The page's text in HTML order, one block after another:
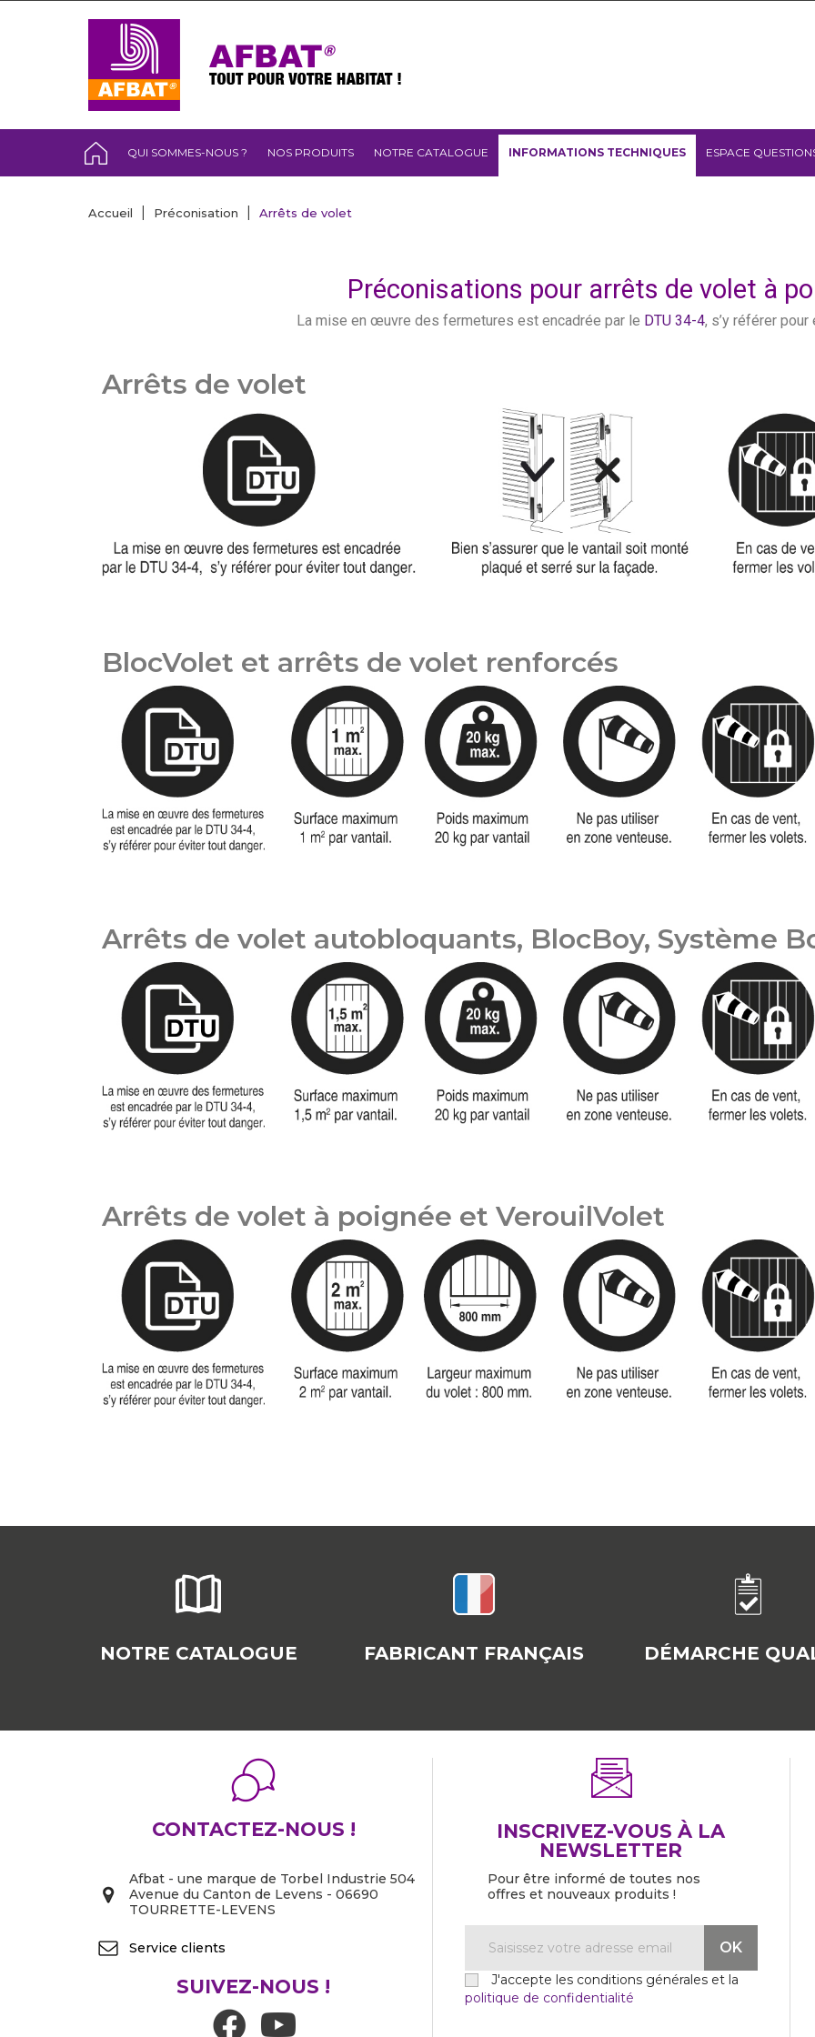
QUI SOMMES-NOUS ? NOS PRODUITS NOTRE CATALOGUE INFORMATIONS TECHNIQUES ESPACE
Accueil Préconisation Arrêts de volet
Préconisations pour arrêts de volet à
La mise en œuvre des fermetures est encadrée par le DTU 34-4, s’y référer
Arrêts de volet
BlocVolet et arrêts de volet renforcés
Arrêts de volet autobloquants, BlocBoy, Système
Arrêts de volet à poignée et VerouilVolet
NOTRE CATALOGUE FABRICANT FRANÇAIS DÉMARCHE
CONTACTEZ-NOUS !
Afbat - une marque de Torbel Industrie 504
Avenue du Canton de Levens - 06690
TOURRETTE-LEVENS
Service clients
SUIVEZ-NOUS !
INSCRIVEZ-VOUS À LA
NEWSLETTER
Pour être informé de toutes nos
offres et nouveaux produits !
J'accepte les conditions générales et la
politique de confidentialité